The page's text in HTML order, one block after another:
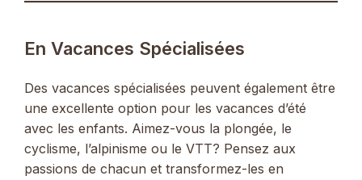
En Vacances Spécialisées
Des vacances spécialisées peuvent également être
une excellente option pour les vacances d’été
avec les enfants. Aimez-vous la plongée, le
cyclisme, l’alpinisme ou le VTT? Pensez aux
passions de chacun et transformez-les en